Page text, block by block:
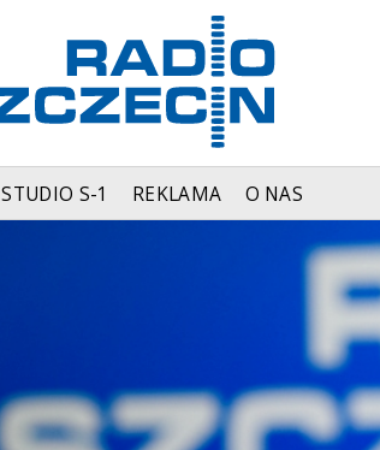
STUDIO S-1 REKLAMA O NAS